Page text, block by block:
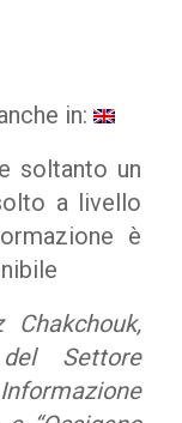
in:
soltanto un
a livello
è
Settore